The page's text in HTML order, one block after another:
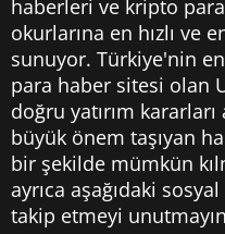
haberleri ve kripto
okurlarına en hızlı ve
sunuyor. Türkiye'nin
para haber sitesi olan
doğru yatırım
büyük önem taşıyan
bir şekilde mümkün
ayrıca aşağıdaki
takip etmeyi